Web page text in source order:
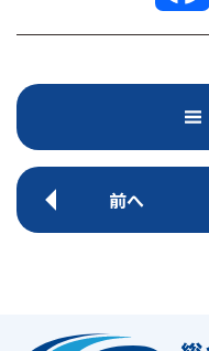
前へ